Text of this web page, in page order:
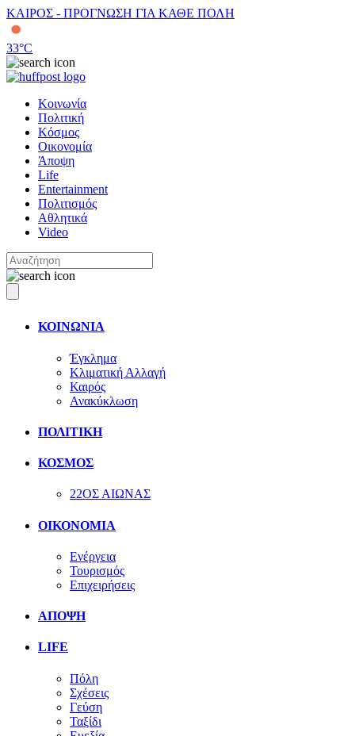
ΚΑΙΡΟΣ - ΠΡΟΓΝΩΣΗ ΓΙΑ ΚΑΘΕ ΠΟΛΗ
33°C
Κοινωνία
Πολιτική
Κόσμος
Οικονομία
Άποψη
Life
Entertainment
Πολιτισμός
Αθλητικά
Video
ΚΟΙΝΩΝΙΑ
Έγκλημα
Κλιματική Αλλαγή
Καιρός
Ανακύκλωση
ΠΟΛΙΤΙΚΗ
ΚΟΣΜΟΣ
22ΟΣ ΑΙΩΝΑΣ
ΟΙΚΟΝΟΜΙΑ
Ενέργεια
Τουρισμός
Επιχειρήσεις
ΑΠΟΨΗ
LIFE
Πόλη
Σχέσεις
Γεύση
Ταξίδι